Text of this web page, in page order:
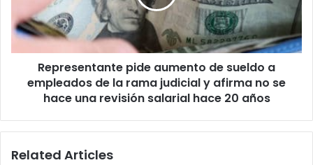
empleados
de
la
judicial
no
hace
Representante pide aumento de sueldo a
empleados de la rama judicial y afirma no se
hace una revisión salarial hace 20 años
Related Articles